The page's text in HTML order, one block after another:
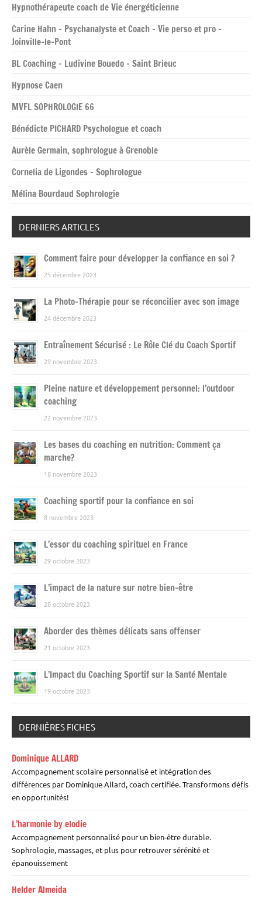
Hypnothérapeute coach de Vie énergéticienne
Carine Hahn – Psychanalyste et Coach – Vie perso et pro –
Joinville-le-Pont
BL Coaching – Ludivine Bouedo – Saint Brieuc
Hypnose Caen
MVFL SOPHROLOGIE 66
Bénédicte PICHARD Psychologue et coach
Aurèle Germain, sophrologue à Grenoble
Cornelia de Ligondes – Sophrologue
Mélina Bourdaud Sophrologie
DERNIERS ARTICLES
Comment faire pour développer la confiance en soi ?
25 décembre 2023
La Photo-Thérapie pour se réconcilier avec son image
24 décembre 2023
Entraînement Sécurisé : Le Rôle Clé du Coach Sportif
29 novembre 2023
Pleine nature et développement personnel: l’outdoor
coaching
22 novembre 2023
Les bases du coaching en nutrition: Comment ça
marche?
18 novembre 2023
Coaching sportif pour la confiance en soi
8 novembre 2023
L’essor du coaching spirituel en France
29 octobre 2023
L’impact de la nature sur notre bien-être
28 octobre 2023
Aborder des thèmes délicats sans offenser
21 octobre 2023
L’Impact du Coaching Sportif sur la Santé Mentale
19 octobre 2023
DERNIÈRES FICHES
Dominique ALLARD
Accompagnement scolaire personnalisé et intégration des
différences par Dominique Allard, coach certifiée. Transformons défis
en opportunités!
L’harmonie by elodie
Accompagnement personnalisé pour un bien-être durable.
Sophrologie, massages, et plus pour retrouver sérénité et
épanouissement
Helder Almeida